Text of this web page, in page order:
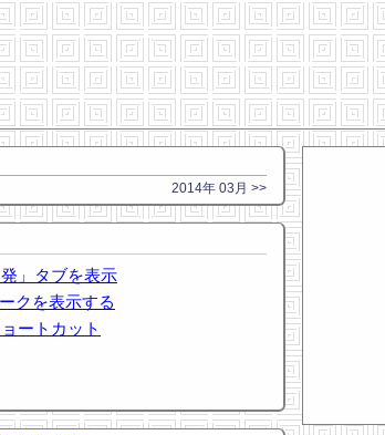
2014年 03月 >>
」タブを表示
クを表示する
ートカット